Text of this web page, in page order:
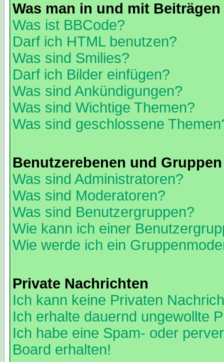
Was man in und mit
Was ist BBCode?
Darf ich HTML benutzen?
Was sind Smilies?
Darf ich Bilder einfügen?
Was sind Ankündigungen?
Was sind Wichtige Themen?
Was sind geschlossene
Benutzerebenen und Gruppen
Was sind Administratoren?
Was sind Moderatoren?
Was sind Benutzergruppen?
Wie kann ich einer
Wie werde ich ein
Private Nachrichten
Ich kann keine Privaten
Ich erhalte dauernd ungewollte
Ich habe eine Spam- oder
Board erhalten!